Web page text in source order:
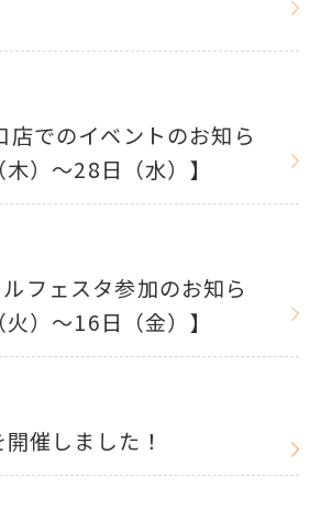
店でのイベントのお知ら
）～28日（水）】
フェスタ参加のお知ら
）～16日（金）】
催しました！